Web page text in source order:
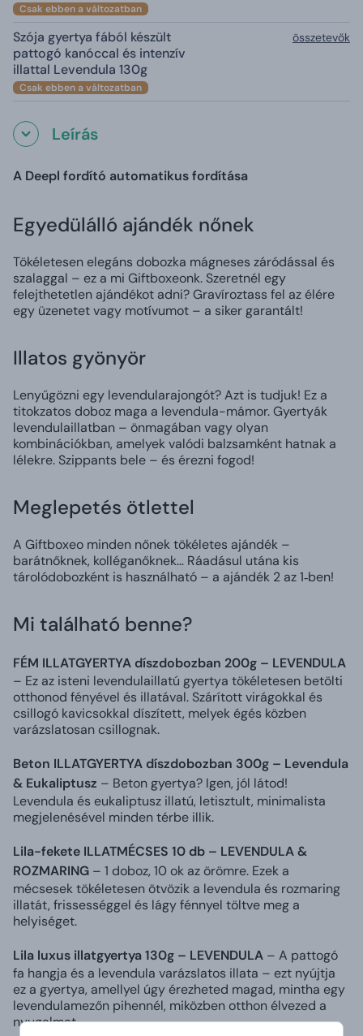
Csak ebben a változatban
Szója gyertya fából készült
pattogó kanóccal és intenzív
illattal Levendula 130g
Csak ebben a változatban
összetevők
Leírás
A Deepl fordító automatikus fordítása
Egyedülálló ajándék nőnek
Tökéletesen elegáns dobozka mágneses záródással és
szalaggal – ez a mi Giftboxeonk. Szeretnél egy
felejthetetlen ajándékot adni? Gravíroztass fel az élére
egy üzenetet vagy motívumot – a siker garantált!
Illatos gyönyör
Lenyűgözni egy levendularajongót? Azt is tudjuk! Ez a
titokzatos doboz maga a levendula-mámor. Gyertyák
levendulaillatban – önmagában vagy olyan
kombinációkban, amelyek valódi balzsamként hatnak a
lélekre. Szippants bele – és érezni fogod!
Meglepetés ötlettel
A Giftboxeo minden nőnek tökéletes ajándék –
barátnőknek, kolléganőknek… Ráadásul utána kis
tárolódobozként is használható – a ajándék 2 az 1‑ben!
Mi található benne?
FÉM ILLATGYERTYA díszdobozban 200g – LEVENDULA
– Ez az isteni levendulaillatú gyertya tökéletesen betölti
otthonod fényével és illatával. Szárított virágokkal és
csillogó kavicsokkal díszített, melyek égés közben
varázslatosan csillognak.
Beton ILLATGYERTYA díszdobozban 300g – Levendula
& Eukaliptusz – Beton gyertya? Igen, jól látod!
Levendula és eukaliptusz illatú, letisztult, minimalista
megjelenésével minden térbe illik.
Lila-fekete ILLATMÉCSES 10 db – LEVENDULA &
ROZMARING – 1 doboz, 10 ok az örömre. Ezek a
mécsesek tökéletesen ötvözik a levendula és rozmaring
illatát, frissességgel és lágy fénnyel töltve meg a
helyiséget.
Lila luxus illatgyertya 130g – LEVENDULA – A pattogó
fa hangja és a levendula varázslatos illata – ezt nyújtja
ez a gyertya, amellyel úgy érezheted magad, mintha egy
levendulamezőn pihennél, miközben otthon élvezed a
nyugalmat.